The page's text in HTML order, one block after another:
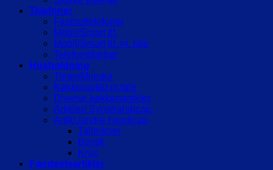
Telefoner
Fastnettelefoner
Mobil/Smart tlf.
Mobil/Smart tlf. m. tale
Telefontilbehør
Husholdning
Timer/Minutur
Køkkenartikl.m.tale
Diverse køkkenartikler
Artikler/ Synshandicap.
Artikl./andre handicap
Tallerkner
Bestik
Krus
Færdselsartikler